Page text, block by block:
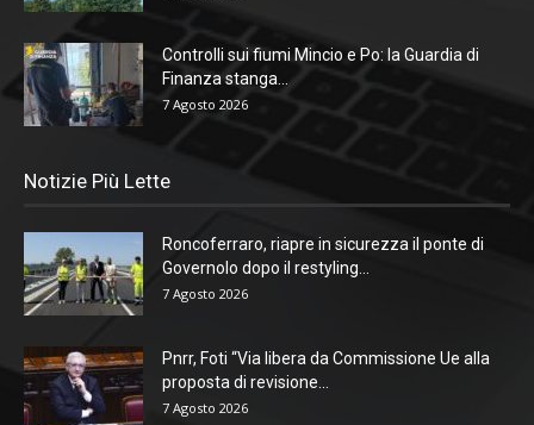
Controlli sui fiumi Mincio e Po: la Guardia di
Finanza stanga...
7 Agosto 2026
Notizie Più Lette
Roncoferraro, riapre in sicurezza il ponte di
Governolo dopo il restyling...
7 Agosto 2026
Pnrr, Foti “Via libera da Commissione Ue alla
proposta di revisione...
7 Agosto 2026